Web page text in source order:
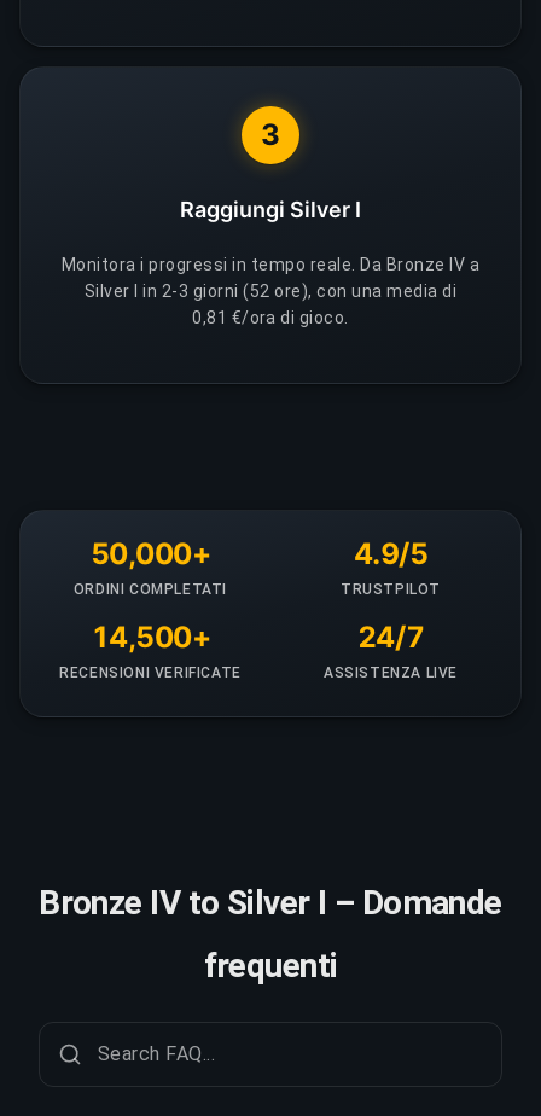
3
Raggiungi Silver I
Monitora i progressi in tempo reale. Da Bronze IV a
Silver I in 2-3 giorni (52 ore), con una media di
0,81 €/ora di gioco.
50,000+
ORDINI COMPLETATI
4.9/5
TRUSTPILOT
14,500+
RECENSIONI VERIFICATE
24/7
ASSISTENZA LIVE
Bronze IV to Silver I – Domande
frequenti